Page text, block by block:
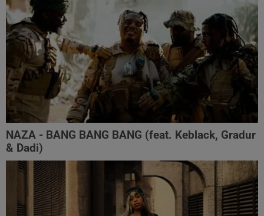
NAZA - BANG BANG BANG (feat. Keblack, Gradur
& Dadi)